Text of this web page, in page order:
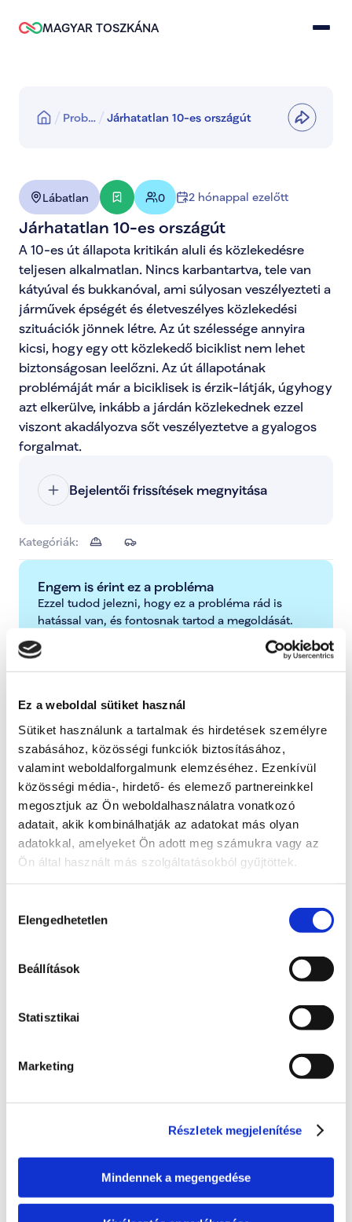
Ez a weboldal sütiket használ
Sütiket használunk a tartalmak és hirdetések személyre
szabásához, közösségi funkciók biztosításához,
valamint weboldalforgalmunk elemzéséhez. Ezenkívül
közösségi média-, hirdető- és elemező partnereinkkel
megosztjuk az Ön weboldalhasználatra vonatkozó
adatait, akik kombinálhatják az adatokat más olyan
adatokkal, amelyeket Ön adott meg számukra vagy az
Ön által használt más szolgáltatásokból gyűjtöttek.
kiválasztása
Elengedhetetlen
Beállítások
Statisztikai
Marketing
Részletek megjelenítése
Mindennek a megengedése
MAGYAR TOSZKÁNA
Prob… Járhatatlan 10-es országút
Lábatlan 0 2 hónappal ezelőtt
Járhatatlan 10-es országút
A 10-es út állapota kritikán aluli és közlekedésre
teljesen alkalmatlan. Nincs karbantartva, tele van
kátyúval és bukkanóval, ami súlyosan veszélyezteti a
járművek épségét és életveszélyes közlekedési
szituációk jönnek létre. Az út szélessége annyira
kicsi, hogy egy ott közlekedő biciklist nem lehet
biztonságosan leelőzni. Az út állapotának
problémáját már a biciklisek is érzik-látják, úgyhogy
azt elkerülve, inkább a járdán közlekednek ezzel
viszont akadályozva sőt veszélyeztetve a gyalogos
forgalmat.
Bejelentői frissítések megnyitása
Kategóriák:
Engem is érint ez a probléma
Ezzel tudod jelezni, hogy ez a probléma rád is
hatással van, és fontosnak tartod a megoldását.
További lépések a probléma kapcsán
Radnai Márk
A TISZA alelnöke, Országgyűlési képviselő,
Kormánybiztos
Teljes állapot lista megnyitása
A probléma megoldásához csatolt dokumentum(ok):
Hozzászóláshoz bejelentkezés szükséges
beszélgetéshez.
Itt láthatod, hogy a bejelentett probléma jelenleg
melyik szakaszban tart.
Bejelentve
2026. június 24., szerda
Folyamatban
Dolgozunk a probléma megoldásán